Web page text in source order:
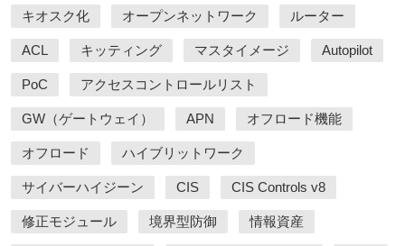
キオスク化 オープンネットワーク ルーター
ACL キッティング マスタイメージ Autopilot
PoC アクセスコントロールリスト
GW（ゲートウェイ） APN オフロード機能
オフロード ハイブリットワーク
サイバーハイジーン CIS CIS Controls v8
修正モジュール 境界型防御 情報資産